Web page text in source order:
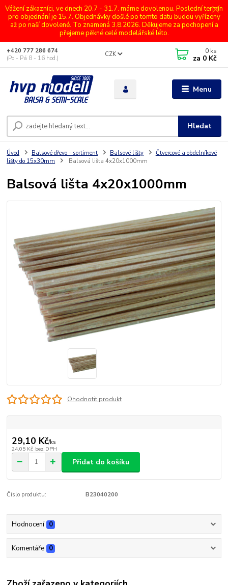
Vážení zákazníci, ve dnech 20.7 - 31.7. máme dovolenou. Poslední termín
pro objednání je 15.7. Objednávky došlé po tomto datu budou vyřízeny
až po naší dovolené. To znamená 3.8.2026. Děkujeme za pochopení a
přejeme pěkné celé modelářské léto.
Menu
CZK
Hledat
+420 777 286 674
(Po - Pá 8 - 16 hod.)
0 ks
za 0 Kč
Úvod Balsové dřevo - sortiment Balsové lišty
Čtvercové a obdelníkové
lišty do 15x30mm
Balsová lišta 4x20x1000mm
Balsová lišta 4x20x1000mm
Ohodnotit produkt
29,10 Kč/ks
24,05 Kč bez DPH
Přidat do košíku
Číslo produktu: B23040200
Hodnocení 0
Komentáře 0